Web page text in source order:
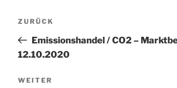
Beitragsnavigation
Vorheriger
Beitrag
ZURÜCK
Emissionshandel / CO2 –
12.10.2020
Nächster
WEITER